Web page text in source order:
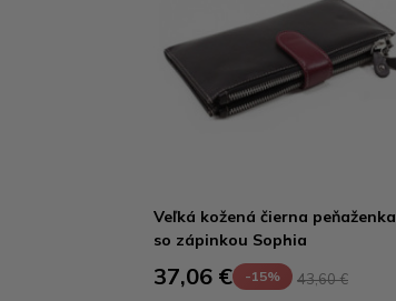
Veľká kožená čierna peňaženka
so zápinkou Sophia
37,06 € -15% 43,60 €